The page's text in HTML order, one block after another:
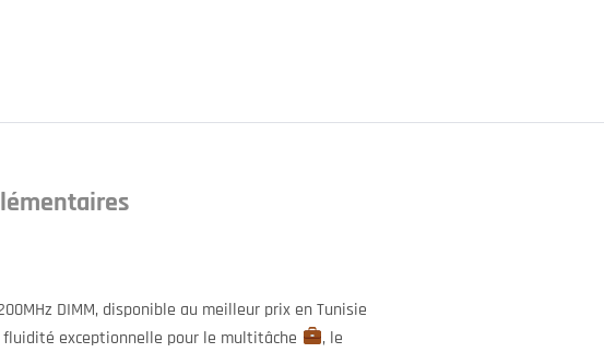
DIMM, disponible au meilleur prix en Tunisie
exceptionnelle pour le multitâche
, le